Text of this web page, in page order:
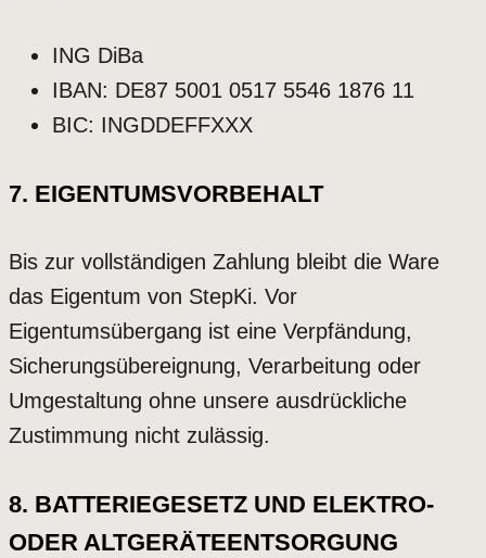
ING DiBa
IBAN: DE87 5001 0517 5546 1876 11
BIC: INGDDEFFXXX
7. EIGENTUMSVORBEHALT
Bis zur vollständigen Zahlung bleibt die Ware
das Eigentum von StepKi. Vor
Eigentumsübergang ist eine Verpfändung,
Sicherungsübereignung, Verarbeitung oder
Umgestaltung ohne unsere ausdrückliche
Zustimmung nicht zulässig.
8. BATTERIEGESETZ UND ELEKTRO-
ODER ALTGERÄTEENTSORGUNG